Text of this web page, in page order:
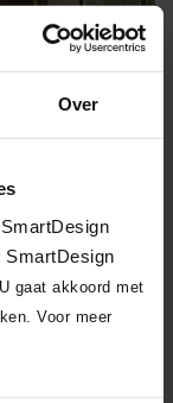
Over
SmartDesign
SmartDesign
gaat akkoord met
Voor meer
laten de meest